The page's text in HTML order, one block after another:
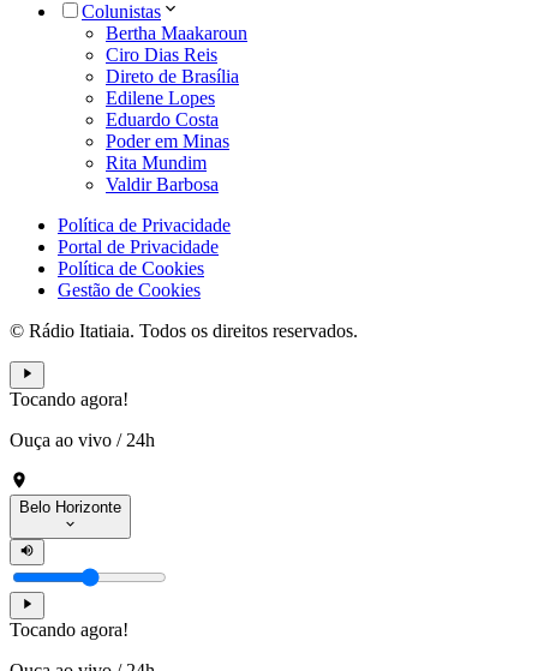
Colunistas
Bertha Maakaroun
Ciro Dias Reis
Direto de Brasília
Edilene Lopes
Eduardo Costa
Poder em Minas
Rita Mundim
Valdir Barbosa
Política de Privacidade
Portal de Privacidade
Política de Cookies
Gestão de Cookies
© Rádio Itatiaia. Todos os direitos reservados.
Tocando agora!
Ouça ao vivo / 24h
Belo Horizonte
Tocando agora!